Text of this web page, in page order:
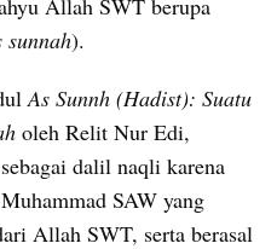
sunnah).
As Sunnh (Hadist): Suatu
oleh Relit Nur Edi,
dalil naqli karena
SAW yang
Allah SWT, serta berasal